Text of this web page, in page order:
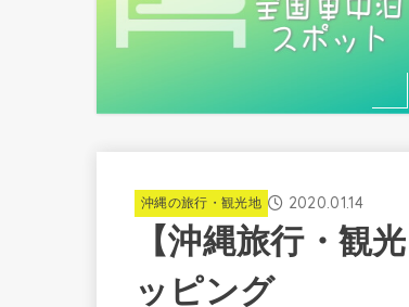
沖縄の旅行・観光地 2020.01.14
【沖縄旅行・観
ッピング